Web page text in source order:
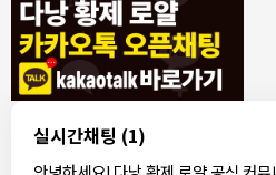
실시간채팅 (1)
8/4/2026
1 모기한테물림:여기도 문의해보면
1 모기한테물림:정찰가보다 쌀수 없음
1 결혼안해:ㄹㅇ 팩트 ㅋㅋㅋㅋ
결혼안해:ㄹㅇ 팩트 ㅋㅋㅋㅋ
8/5/2026
NY런던파리 :다낭 에코걸 여기서